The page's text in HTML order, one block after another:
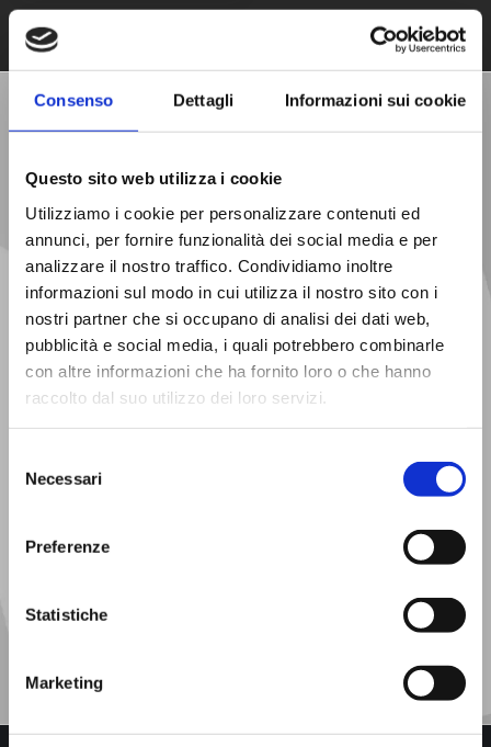
Consenso Dettagli Informazioni sui cookie
Questo sito web utilizza i cookie
Utilizziamo i cookie per personalizzare contenuti ed
annunci, per fornire funzionalità dei social media e per
analizzare il nostro traffico. Condividiamo inoltre
informazioni sul modo in cui utilizza il nostro sito con i
nostri partner che si occupano di analisi dei dati web,
pubblicità e social media, i quali potrebbero combinarle
con altre informazioni che ha fornito loro o che hanno
raccolto dal suo utilizzo dei loro servizi.
delNecessari
Preferenze
Statistiche
Marketing
Richiedi una
Consulenza Gratuita
Ho preso visione dell'informativa sul trattamento dei miei
marketing e comunicazione commerciale